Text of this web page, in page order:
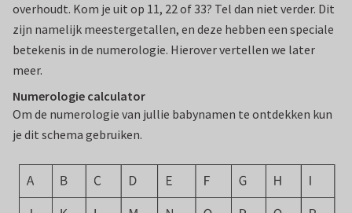
overhoudt. Kom je uit op 11, 22 of 33? Tel dan niet verder. Dit
zijn namelijk meestergetallen, en deze hebben een speciale
betekenis in de numerologie. Hierover vertellen we later
meer.
Numerologie calculator
Om de numerologie van jullie babynamen te ontdekken kun
je dit schema gebruiken.